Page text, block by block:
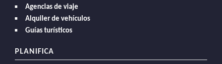
Agencias de viaje
Alquiler de vehículos
Guías turísticos
PLANIFICA